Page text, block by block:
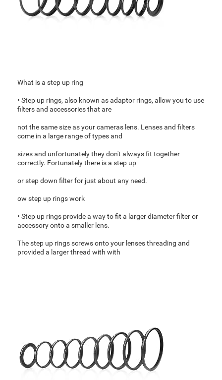
What is a step up ring
• Step up rings, also known as adaptor rings, allow you to use
filters and accessories that are
not the same size as your cameras lens. Lenses and filters
come in a large range of types and
sizes and unfortunately they don't always fit together
correctly. Fortunately there is a step up
or step down filter for just about any need.
ow step up rings work
• Step up rings provide a way to fit a larger diameter filter or
accessory onto a smaller lens.
The step up rings screws onto your lenses threading and
provided a larger thread with with